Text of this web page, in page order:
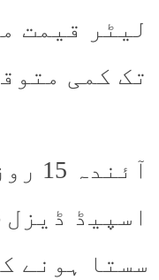
تک کمی
سستا ہونے